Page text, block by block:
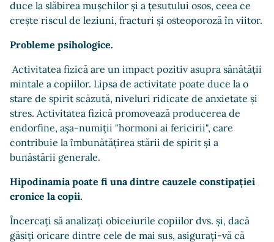
duce la slăbirea mușchilor și a țesutului osos, ceea ce
crește riscul de leziuni, fracturi și osteoporoză în viitor.
Probleme psihologice.
Activitatea fizică are un impact pozitiv asupra sănătății
mintale a copiilor. Lipsa de activitate poate duce la o
stare de spirit scăzută, niveluri ridicate de anxietate și
stres. Activitatea fizică promovează producerea de
endorfine, așa-numiții "hormoni ai fericirii", care
contribuie la îmbunătățirea stării de spirit și a
bunăstării generale.
Hipodinamia poate fi una dintre cauzele constipației
cronice la copii.
Încercați să analizați obiceiurile copiilor dvs. și, dacă
găsiți oricare dintre cele de mai sus, asigurați-vă că